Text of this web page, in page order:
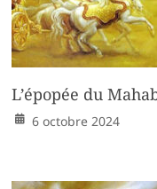
L’épopée du
6 octobre 2024